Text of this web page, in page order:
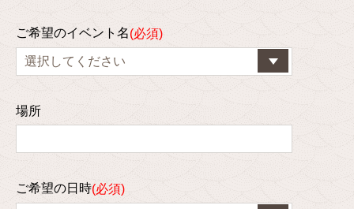
ご希望のイベント名
場所
ご希望の日時